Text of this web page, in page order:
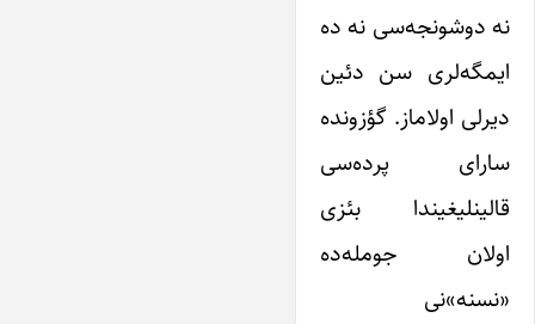
نه دوشونجه‌سی نه ده
ایمگه‌لری سن دئین
دیرلی اولاماز. گؤزونده
سارای پرده‌سی
قالینلیغیندا بئزی
اولان جومله‌ده
«نسنه‌»نی